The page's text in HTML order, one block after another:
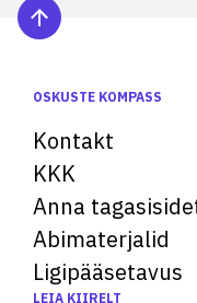
OSKUSTE KOMPASS
Kontakt
KKK
Anna
Abimaterjalid
Ligipääsetavus
LEIA KIIRELT